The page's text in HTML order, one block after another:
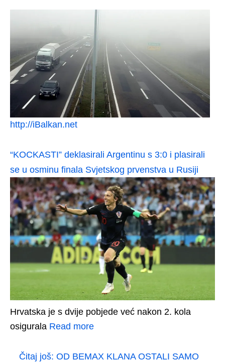
http://iBalkan.net
“KOCKASTI” deklasirali Argentinu s 3:0 i plasirali
se u osminu finala Svjetskog prvenstva u Rusiji
Hrvatska je s dvije pobjede već nakon 2. kola
osigurala Read more
Čitaj još: OD BEMAX KLANA OSTALI SAMO